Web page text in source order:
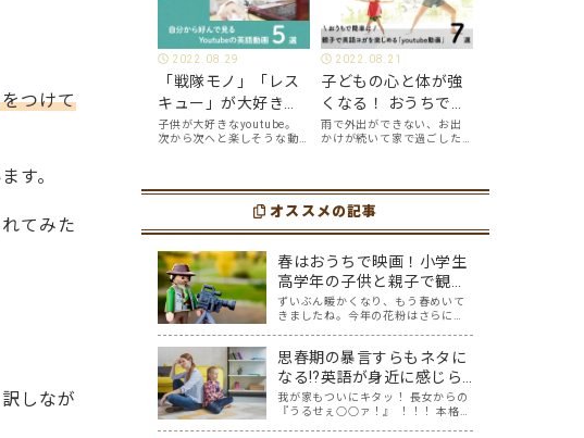
つけて
す。
てみた
しなが
2022.08.29
「戦隊モノ」「レス
キュー」が大好きな
年中男児が、自分か
ら好んで見る
選
子供が大好きなyoutube。
次から次へと楽しそうな動
ツールです。アットホーム留
学では、親子の会話・家庭
youtubeやゲーム、アプリ
だ…
2022.08.21
子どもの心と体が強
くなる！ おうちで簡
単に、親子で英語ヨ
ガを楽しめる
選
雨で外出ができない、お出
かけが続いて家で過ごした
な時は英語ヨガに親子で挑
戦してみませんか？ 今回の
にオススメの「youtube動
画」を紹介します…
オススメの記事
春はおうちで映画！小学生
高学年の子供と親子で観る
のに最適！【おすすめ海外
アニメ映画５選】
ずいぶん暖かくなり、もう春めいて
きましたね。今年の花粉はさらに多
おうちでゆっくり映画を楽しみませ
んか？ 親子でのおうち映画鑑賞は、
親子で過ごす春休みの過ごし方にピ
ッタリ！そこで…
思春期の暴言すらもネタに
なる⁉英語が身近に感じら
れるおうち英会話
我が家もついにキタッ！ 長女からの
『うるせぇ○○ァ！』 ！！！ 本格的